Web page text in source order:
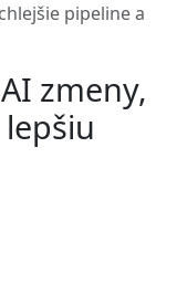
pipeline a
zmeny,